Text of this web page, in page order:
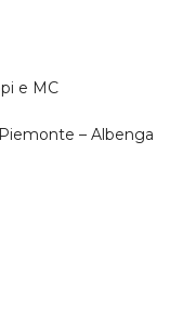
e MC
– Albenga